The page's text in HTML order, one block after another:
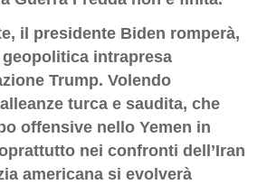
il presidente Biden romperà,
intrapresa
Trump. Volendo
turca e saudita, che
offensive nello Yemen in
nei confronti dell’Iran
americana si evolverà